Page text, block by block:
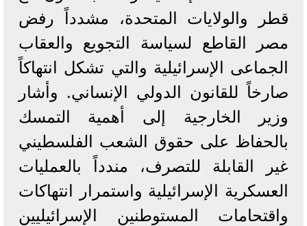
قطر والولايات المتحدة، مشدداً رفض
مصر القاطع لسياسة التجويع والعقاب
الجماعى الإسرائيلية والتي تشكل انتهاكاً
صارخاً للقانون الدولي الإنساني. وأشار
وزير الخارجية إلى أهمية التمسك
بالحفاظ على حقوق الشعب الفلسطيني
غير القابلة للتصرف، مندداً بالعمليات
العسكرية الإسرائيلية واستمرار انتهاكات
واقتحامات المستوطنين الإسرائيليين